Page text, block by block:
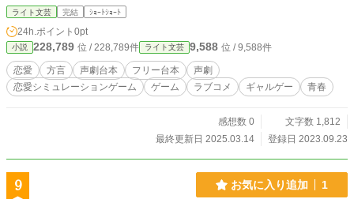
ても構いません。 男女の入れ替えBLGLNLお好みでお使いください。 登場人物
♪ 主人公(プレイヤー) ①〜 手紙の差出人(幼い頃に会った女の子) ○冬 〜地上のホ
ワイトキャンバス〜 幼い頃に、雪の上に少女と共に描いた約束を叶えるた
め、手紙の差出人であるその少女を探す旅に出るイメージ。 ○夏 〜夜空のカラ
ーパレット〜 本当は夏が一作目なのですが、四季で揃えたかったため別アプリ
に載せているものからタイトルと内容を変更して載せています。 幼い頃に少女
と交わした約束を叶えるため、夏祭りの日に手紙の差出人である少女に会いに行
木の下で少女と交わした約束。それを果たすため、手紙を頼りに旅に出た話。は
たして約束とはなんだったのか…ご想像にお任せします。 二つ王道が来たの
Mありきかもです。 ○秋(たぶんラスト) 〜移ろいゆく時間はセピア色に〜 旅の最
後。 幼い頃に小さな女の子と過ごした思い出と、その子(手紙の差出人)を探して
旅した大学生の頃のことが、思い出に変わる。 でも、心の中で、セピア色に変
ライト文芸 完結 ｼｮｰﾄｼｮｰﾄ
24h.ポイント 0pt
小説 228,789 位 / 228,789件 ライト文芸 9,588 位 / 9,588件
恋愛 方言 声劇台本 フリー台本
声劇
恋愛シミュレーションゲーム
ゲーム ラブコメ ギャルゲー 青春
感想数 0
文字数 1,812
最終更新日 2025.03.14
登録日 2023.09.23
9 お気に入り追加 1